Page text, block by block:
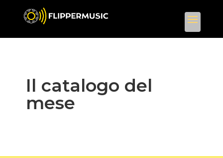
Il catalogo del
mese